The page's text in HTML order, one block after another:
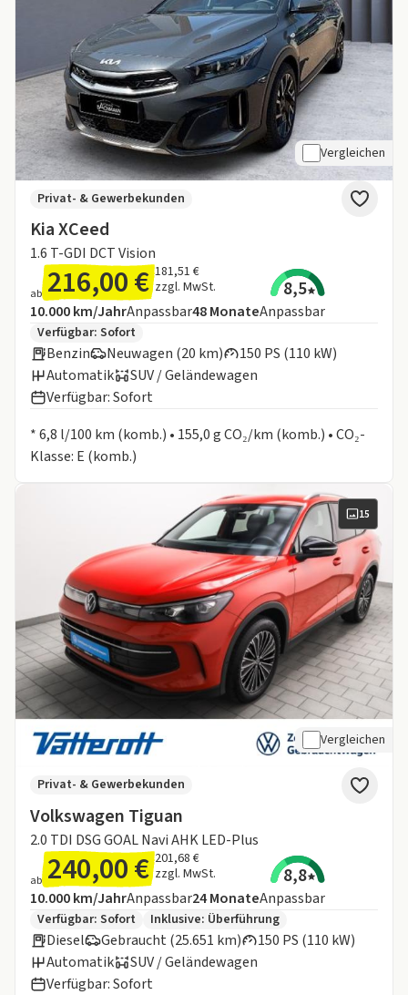
Vergleichen
Kia XCeed
1.6 T-GDI DCT Vision
Privat- & Gewerbekunden
ab 216,00 € 181,51 €
zzgl. MwSt.
8,5
Angebotsdetails:
Inklusive Laufleistung
10.000 km/JahrAnpassbarLaufzeit
48MonateAnpassbar
Zusätzliche Fahrzeuginformationen:
Verfügbar: Sofort
Benzin Neuwagen (20 km)
150 PS (110 kW)
Automatik
SUV / Geländewagen
Verfügbar: Sofort
* 6,8 l/100 km (komb.) • 155,0 g CO₂/km (komb.) • CO₂-
Klasse: E (komb.)
15
Vergleichen
Volkswagen Tiguan
2.0 TDI DSG GOAL Navi AHK LED-Plus
Privat- & Gewerbekunden
ab 240,00 € 201,68 €
zzgl. MwSt.
8,8
Angebotsdetails:
Inklusive Laufleistung
10.000 km/JahrAnpassbarLaufzeit
24MonateAnpassbar
Zusätzliche Fahrzeuginformationen:
Verfügbar: Sofort Inklusive: Überführung
Diesel Gebraucht (25.651 km)
150 PS (110 kW)
Automatik
SUV / Geländewagen
Verfügbar: Sofort